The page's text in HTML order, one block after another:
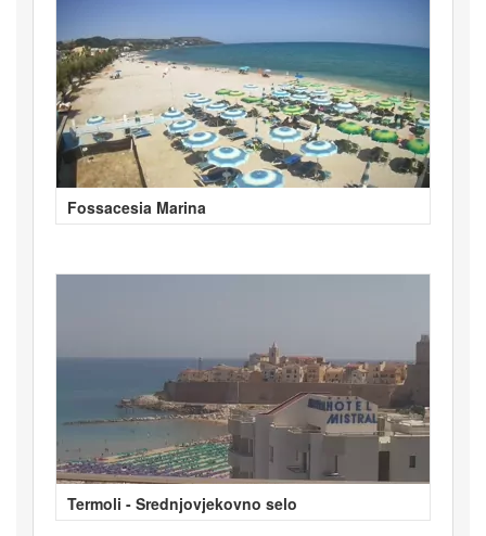
Fossacesia Marina
Termoli - Srednjovjekovno selo